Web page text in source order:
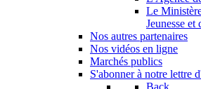
Le
Jeunesse et
Nos autres partenaires
Nos vidéos en ligne
Marchés publics
S'abonner à notre lettre
Back